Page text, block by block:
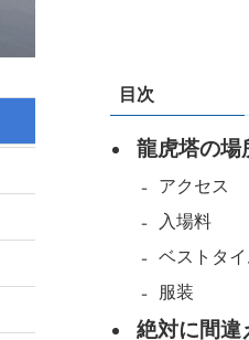
目次
龍虎塔の場
アクセス
入場料
ベストタ
服装
絶対に間違